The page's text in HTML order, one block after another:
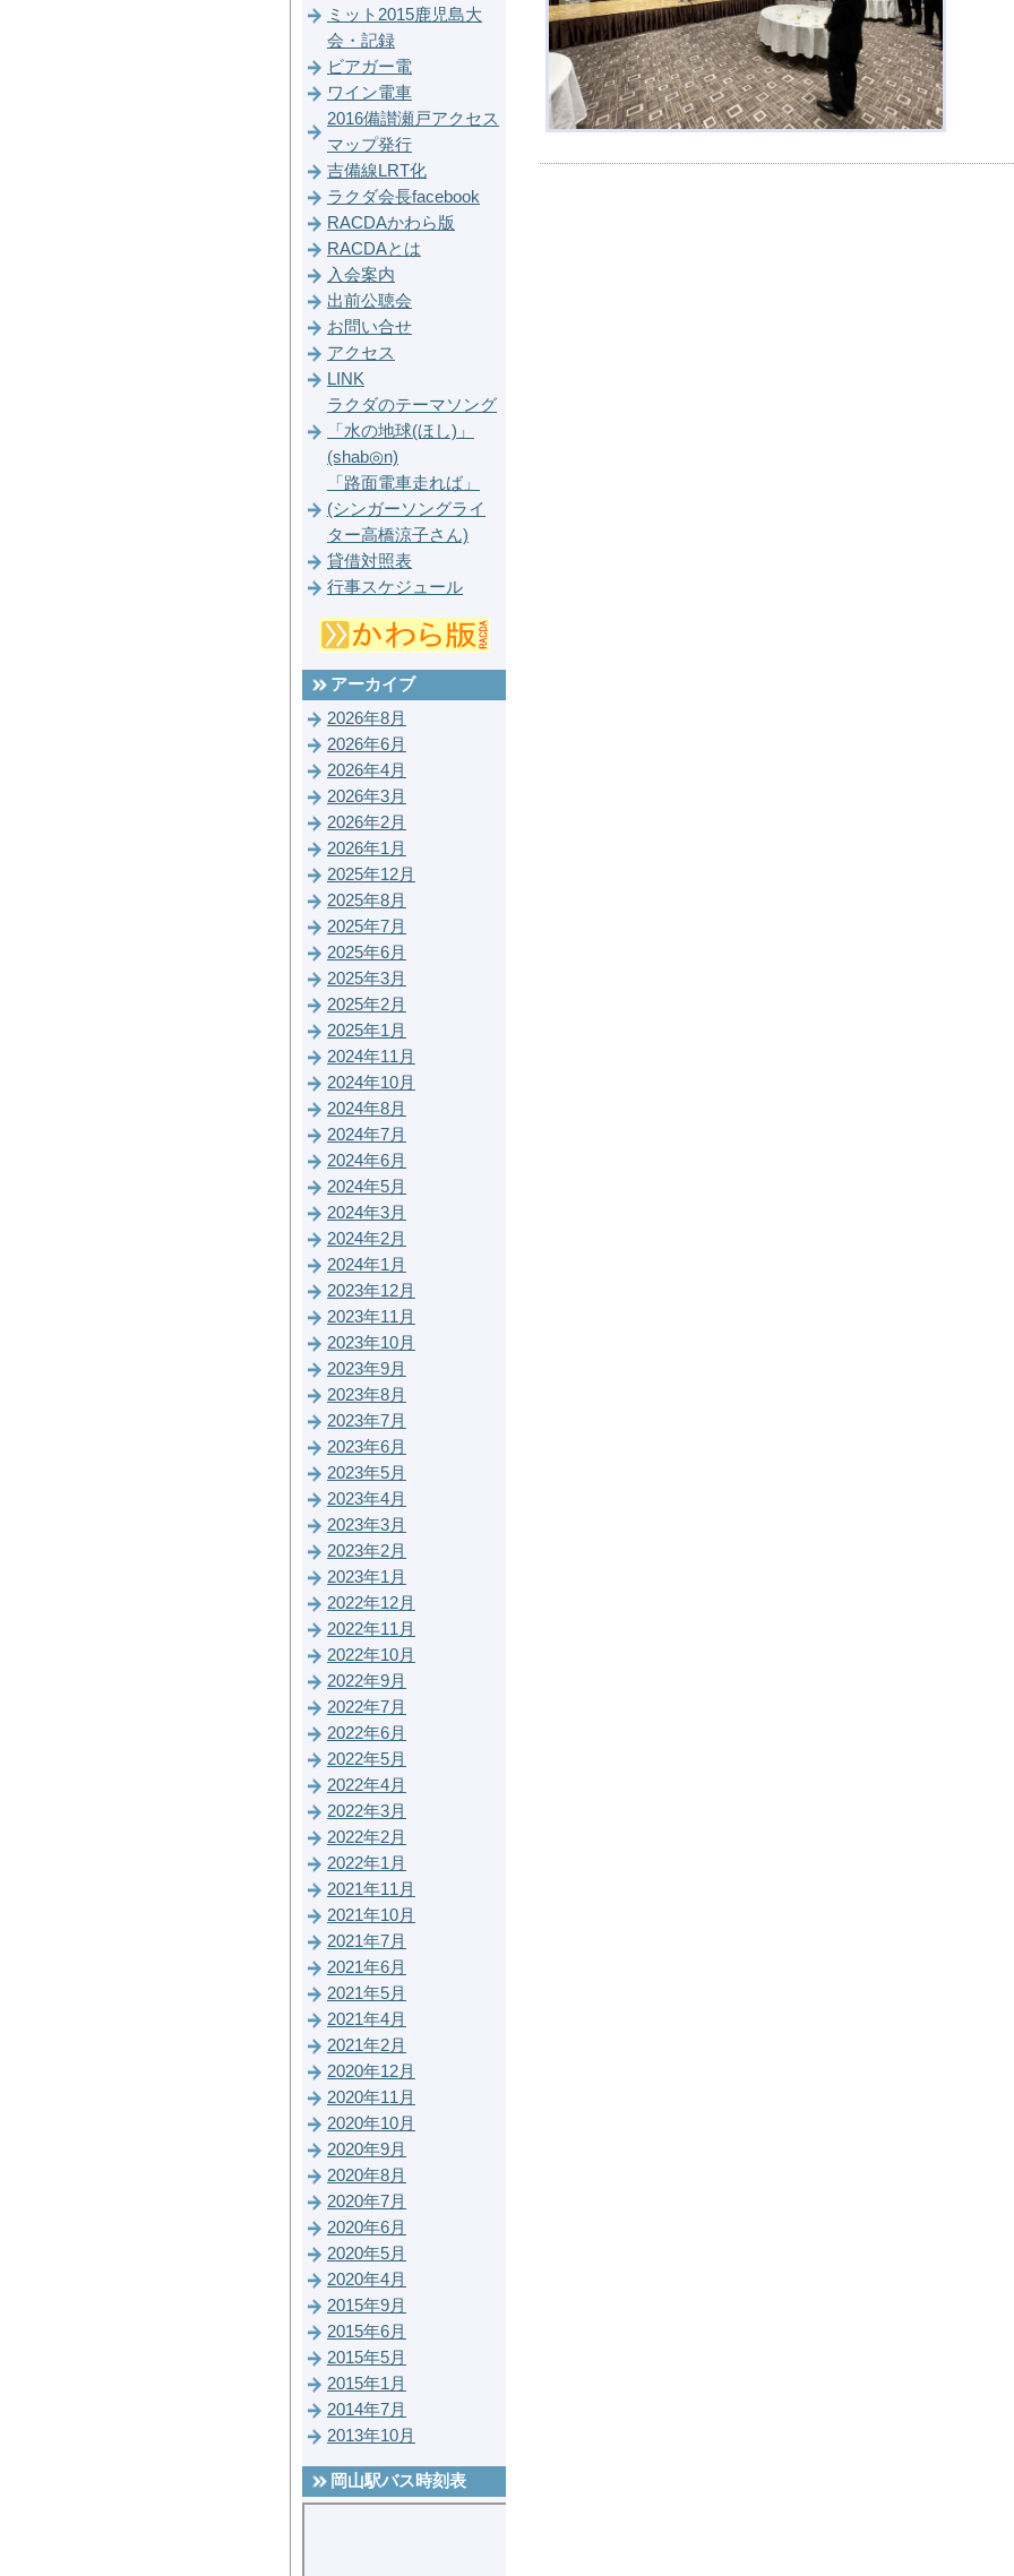
ミット2015鹿児島大
会・記録
ビアガー電
ワイン電車
2016備讃瀬戸アクセス
マップ発行
吉備線LRT化
ラクダ会長facebook
RACDAかわら版
RACDAとは
入会案内
出前公聴会
お問い合せ
アクセス
LINK
ラクダのテーマソング
「水の地球(ほし)」
(shab◎n)
「路面電車走れば」
(シンガーソングライ
ター高橋涼子さん)
貸借対照表
行事スケジュール
アーカイブ
2026年8月
2026年6月
2026年4月
2026年3月
2026年2月
2026年1月
2025年12月
2025年8月
2025年7月
2025年6月
2025年3月
2025年2月
2025年1月
2024年11月
2024年10月
2024年8月
2024年7月
2024年6月
2024年5月
2024年3月
2024年2月
2024年1月
2023年12月
2023年11月
2023年10月
2023年9月
2023年8月
2023年7月
2023年6月
2023年5月
2023年4月
2023年3月
2023年2月
2023年1月
2022年12月
2022年11月
2022年10月
2022年9月
2022年7月
2022年6月
2022年5月
2022年4月
2022年3月
2022年2月
2022年1月
2021年11月
2021年10月
2021年7月
2021年6月
2021年5月
2021年4月
2021年2月
2020年12月
2020年11月
2020年10月
2020年9月
2020年8月
2020年7月
2020年6月
2020年5月
2020年4月
2015年9月
2015年6月
2015年5月
2015年1月
2014年7月
2013年10月
岡山駅バス時刻表